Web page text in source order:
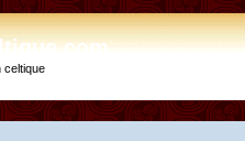
celtique